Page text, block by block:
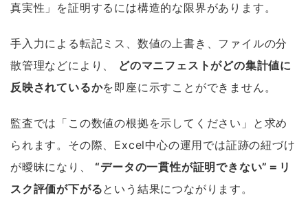
真実性」を証明するには構造的な限界があります。
手入力による転記ミス、数値の上書き、ファイルの分
散管理などにより、 どのマニフェストがどの集計値に
反映されているかを即座に示すことができません。
監査では「この数値の根拠を示してください」と求め
られます。その際、Excel中心の運用では証跡の紐づけ
が曖昧になり、“データの一貫性が証明できない”＝リ
スク評価が下がるという結果につながります。